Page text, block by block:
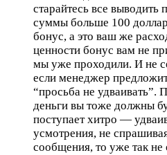
старайтесь все выводить
суммы больше 100
бонус, а это ваш же
ценности бонус вам не
мы уже проходили. И не
если менеджер
“просьба не удваивать”.
деньги вы тоже должны
поступает хитро —
усмотрения, не
сообщения, то уже так не